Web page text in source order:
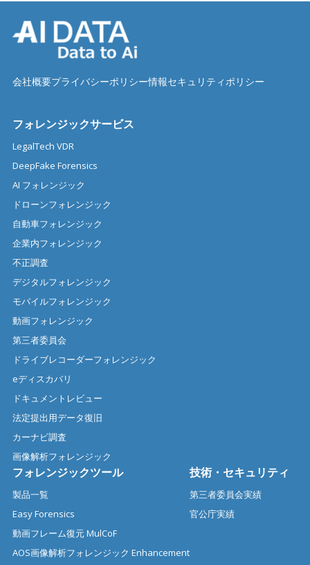
会社概要プライバシーポリシー情報セキュリティポリシー
フォレンジックサービス
LegalTech VDR
DeepFake Forensics
AI フォレンジック
ドローンフォレンジック
自動車フォレンジック
企業内フォレンジック
不正調査
デジタルフォレンジック
モバイルフォレンジック
動画フォレンジック
第三者委員会
ドライブレコーダーフォレンジック
eディスカバリ
ドキュメントレビュー
法定提出用データ復旧
カーナビ調査
画像解析フォレンジック
フォレンジックツール
製品一覧
Easy Forensics
動画フレーム復元 MulCoF
AOS画像解析フォレンジック Enhancement
技術・セキュリティ
第三者委員会実績
官公庁実績